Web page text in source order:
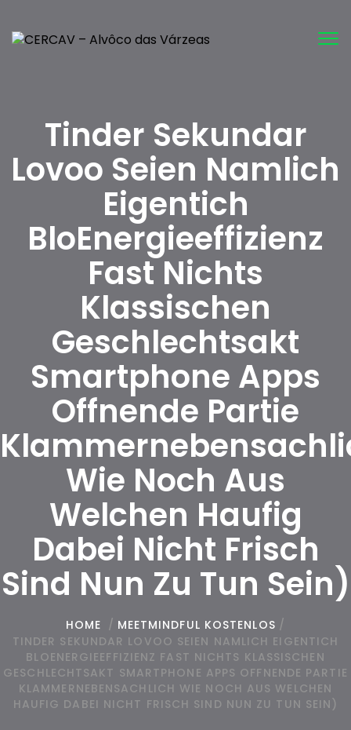
Tinder Sekundar
Lovoo Seien Namlich
Eigentich
BloEnergieeffizienz
Fast Nichts
Klassischen
Geschlechtsakt
Smartphone Apps
Offnende Partie
Wie Noch Aus
Welchen Haufig
Dabei Nicht Frisch
Sind Nun Zu Tun Sein)
HOME / MEETMINDFUL KOSTENLOS /
TINDER SEKUNDAR LOVOO SEIEN NAMLICH EIGENTICH
BLOENERGIEEFFIZIENZ FAST NICHTS KLASSISCHEN
GESCHLECHTSAKT SMARTPHONE APPS OFFNENDE PARTIE
KLAMMERNEBENSACHLICH WIE NOCH AUS WELCHEN
HAUFIG DABEI NICHT FRISCH SIND NUN ZU TUN SEIN)